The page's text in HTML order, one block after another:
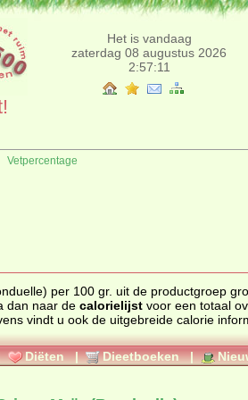
Het is vandaag
zaterdag 08 augustus 2026
2:57:11
Vetpercentage
de productgroep groente en
de calorieën daarvan? Ga dan naar de calorielijst voor een totaal overzicht of
Diëten | Dieetboeken |